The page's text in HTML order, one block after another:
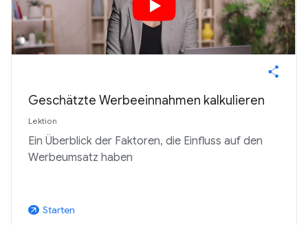
Geschätzte Werbeeinnahmen kalkulieren
Lektion
Ein Überblick der Faktoren, die Einfluss auf den
Werbeumsatz haben
arrow_outward Starten